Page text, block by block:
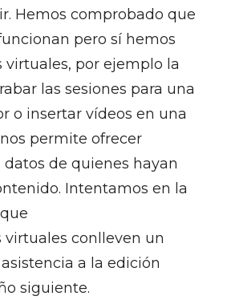
Hemos comprobado que
pero sí hemos
virtuales, por ejemplo la
las sesiones para una
o insertar vídeos en una
permite ofrecer
datos de quienes hayan
Intentamos en la
virtuales conlleven un
a la edición
siguiente.